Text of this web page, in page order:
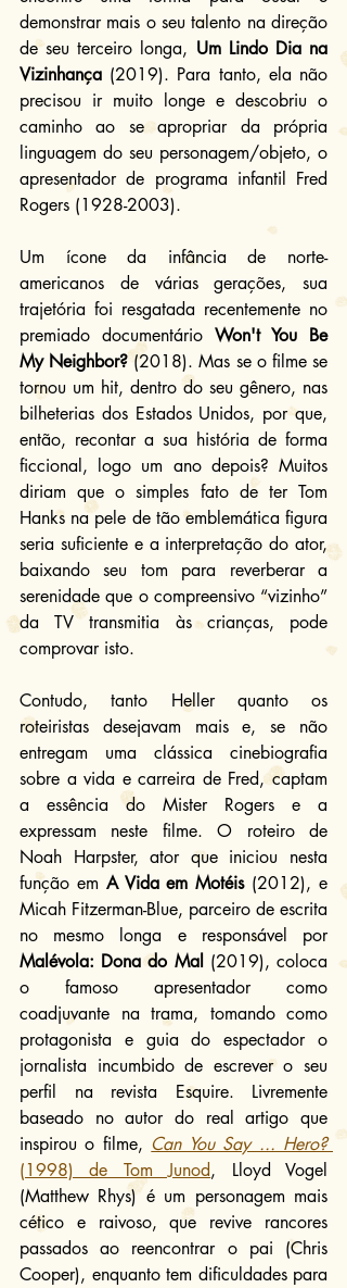
demonstrar mais o seu talento na direção
de seu terceiro longa, Um Lindo Dia na
Vizinhança (2019). Para tanto, ela não
precisou ir muito longe e descobriu o
caminho ao se apropriar da própria
linguagem do seu personagem/objeto, o
apresentador de programa infantil Fred
Rogers (1928-2003).
Um ícone da infância de norte-
americanos de várias gerações, sua
trajetória foi resgatada recentemente no
premiado documentário Won't You Be
My Neighbor? (2018). Mas se o filme se
tornou um hit, dentro do seu gênero, nas
bilheterias dos Estados Unidos, por que,
então, recontar a sua história de forma
ficcional, logo um ano depois? Muitos
diriam que o simples fato de ter Tom
Hanks na pele de tão emblemática figura
seria suficiente e a interpretação do ator,
baixando seu tom para reverberar a
serenidade que o compreensivo “vizinho”
da TV transmitia às crianças, pode
comprovar isto.
Contudo, tanto Heller quanto os
roteiristas desejavam mais e, se não
entregam uma clássica cinebiografia
sobre a vida e carreira de Fred, captam
a essência do Mister Rogers e a
expressam neste filme. O roteiro de
Noah Harpster, ator que iniciou nesta
função em A Vida em Motéis (2012), e
Micah Fitzerman-Blue, parceiro de escrita
no mesmo longa e responsável por
Malévola: Dona do Mal (2019), coloca
o famoso apresentador como
coadjuvante na trama, tomando como
protagonista e guia do espectador o
jornalista incumbido de escrever o seu
perfil na revista Esquire. Livremente
baseado no autor do real artigo que
inspirou o filme, Can You Say ... Hero?
(1998) de Tom Junod, Lloyd Vogel
(Matthew Rhys) é um personagem mais
cético e raivoso, que revive rancores
passados ao reencontrar o pai (Chris
Cooper), enquanto tem dificuldades para